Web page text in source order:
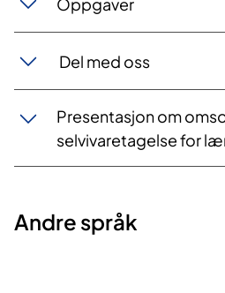
Del med oss
Presentasjon om
selvivaretagelse for
Andre språk